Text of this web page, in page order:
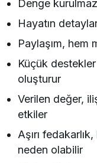
Denge
Hayatın
Paylaşım, hem
Küçük
oluşturur
Verilen değer,
etkiler
Aşırı
neden olabilir